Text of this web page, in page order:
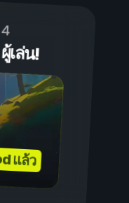
เล่น!
แล้ว